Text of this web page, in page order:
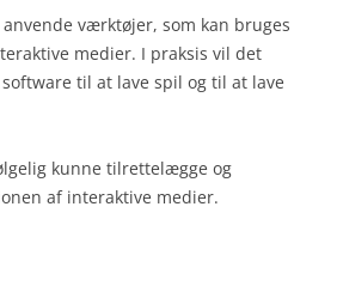
værktøjer, som kan bruges
medier. I praksis vil det
til at lave spil og til at lave
kunne tilrettelægge og
af interaktive medier.